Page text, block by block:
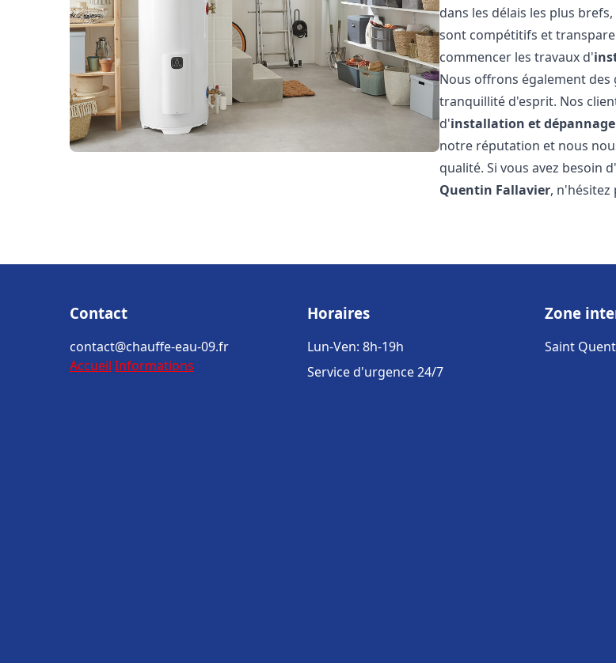
dans les délais les plus
sont compétitifs et
commencer les travaux d'
Nous offrons également
tranquillité d'esprit. Nos
d'installation et
notre réputation et nous
qualité. Si vous avez besoin
Quentin Fallavier, n'hésitez
Contact
contact@chauffe-eau-09.fr
Accueil Informations
Horaires
Lun-Ven: 8h-19h
Service d'urgence 24/7
Zone
Saint